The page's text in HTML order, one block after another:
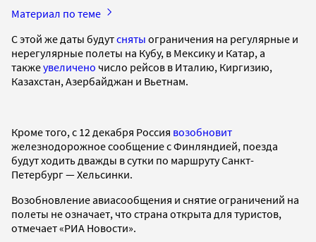
Материал по теме
С этой же даты будутсняты ограничения на регулярные и
нерегулярные полеты на Кубу, в Мексику и Катар, а
такжеувеличено число рейсов в Италию, Киргизию,
Казахстан, Азербайджан и Вьетнам.
Кроме того, с 12 декабря Россия возобновит
железнодорожное сообщение с Финляндией, поезда
будут ходить дважды в сутки по маршруту Санкт-
Петербург — Хельсинки.
Возобновление авиасообщения и снятие ограничений на
полеты не означает, что страна открыта для туристов,
отмечает «РИА Новости».